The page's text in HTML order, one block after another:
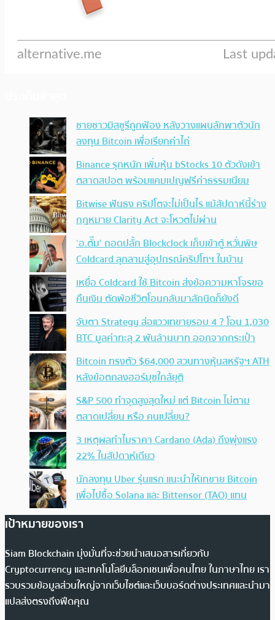
ชายชาวมิสซูรีถูกฟ้อง หลังวางแผนลักพาตัวนัก
ลงทุน Bitcoin เพื่อเรียกค่าไถ่
Binance รุกหนัก เพิ่มหุ้น bStocks 10 ตัวดังเข้า
ตลาดสปอต พร้อมแคมเปญฟรีค่าธรรมเนียม
Bitwise ฟันธง คริปโตจะไม่เป็นไร แม้สัปดาห์นี้ร่าง
กฎหมาย Clarity Act จะโหวตไม่ผ่าน
‘อ.ตั๊ม’ ถอดปลั้ก Blockclock เก็บเข้าตู้ หวั่นพิษ
Coldcard ลุกลามสู่อุปกรณ์คริปโทฯ ในบ้าน
เหยื่อ Coldcard ใช้ Bitcoin ส่งข้อความหาโจรขอ
คืนเงิน ตัดพ้อชีวิตโอนกลับมาสักนิดก็ยังดี
จับตา Strategy ส่อแววเทขายรอบ 4 ? โอน 1,030
BTC มูลค่าทะลุ 2 พันล้านบาท ออกจากกระเป๋า
Bitcoin ทรงตัว $64,000 สวนทางหุ้นสหรัฐฯ ATH
หลังข้อตกลงฮอร์มุซใกล้ยุติ
S&P 500 ทำจุดสูงสุดใหม่ แต่ Bitcoin ไม่ตาม
ตลาดเปลี่ยน หรือ คนเปลี่ยน?
3 เหตุผลทำไมราคา Cardano (Ada) ถึงพุ่งแรง
22% ในสัปดาห์เดียว
นักลงทุน Uber รุ่นแรก แนะนำให้เทขาย Bitcoin
เพื่อไปซื้อ Solana และ Bittensor (TAO) แทน
เป้าหมายของเรา
Siam Blockchain มุ่งมั่นที่จะช่วยนำเสนอสารเกี่ยวกับ
Cryptocurrency และเทคโนโลยีบล็อกเชนเพื่อคนไทย ในภาษาไทย เรา
รวบรวมข้อมูลส่วนใหญ่จากเว็บไซต์และเว็บบอร์ดต่างประเทศและนำมา
แปลส่งตรงถึงฟีดคุณ